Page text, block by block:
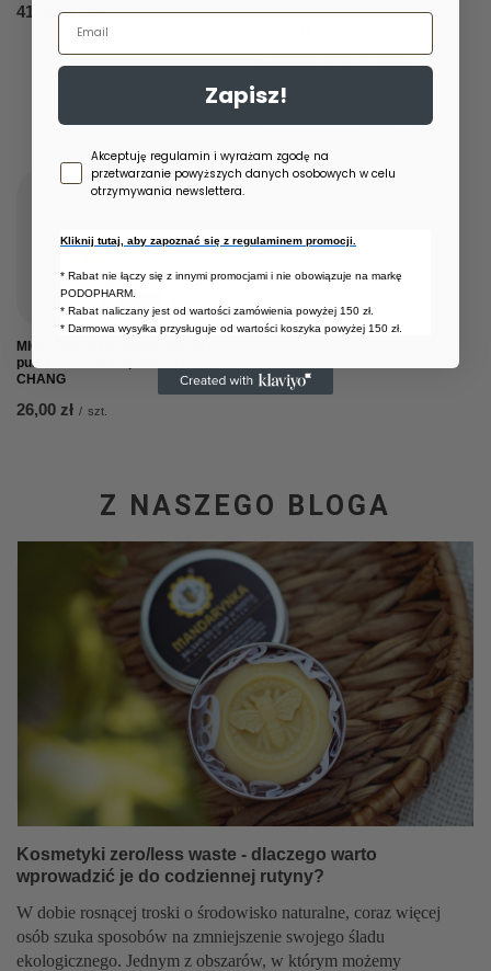
41,00 zł / szt.
Najniższa cena produktu w
wprowadzeniem obniżki:
MIODOWA MYDLARNIA Mydło z
pumeksem do stóp MIĘTA Z MAY
CHANG
26,00 zł / szt.
Z NASZEGO BLOGA
Kosmetyki zero/less waste - dlaczego warto
wprowadzić je do codziennej rutyny?
W dobie rosnącej troski o środowisko naturalne, coraz więcej
osób szuka sposobów na zmniejszenie swojego śladu
ekologicznego. Jednym z obszarów, w którym możemy
Email
Zapisz!
Zgoda newsletter
Akceptuję regulamin i wyrażam zgodę na
przetwarzanie powyższych danych osobowych w celu
otrzymywania newslettera.
Kliknij tutaj, aby zapoznać się z regulaminem promocji.
* Rabat nie łączy się z innymi promocjami i nie obowiązuje na markę
PODOPHARM.
* Rabat naliczany jest od wartości zamówienia powyżej 150 zł.
* Darmowa wysyłka przysługuje od wartości koszyka powyżej 150 zł.